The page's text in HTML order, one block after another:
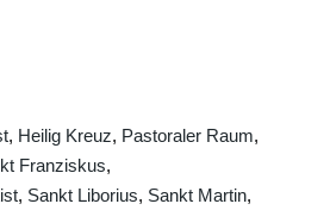
Heilig Kreuz Pastoraler Raum
Franziskus
Sankt Liborius Sankt Martin